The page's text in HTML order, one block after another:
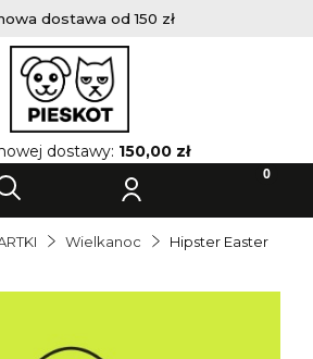
dostawa od 150 zł
dostawy: 150,00 zł
Wielkanoc Hipster Easter